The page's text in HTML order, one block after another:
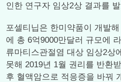
인한 연구자 임상2상 결과를
포셀티닙은 한미약품이 개발
에 총 6억9000만달러 규모에
류마티스관절염 대상 임상2상
못해 2019년 1월 권리를 반환
후 혈액암으로 적응증을 바꿔